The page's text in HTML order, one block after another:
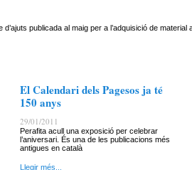
publicada al maig per a l’adquisició de material
El Calendari dels Pagesos ja té
150 anys
29/01/2011
Perafita acull una exposició per celebrar
l’aniversari. És una de les publicacions més
antigues en català
Llegir més...